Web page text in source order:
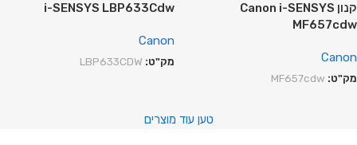
קנון Canon i-SENSYS
MF657cdw
Canon
מק"ט: MF657cdw
i-SENSYS LBP633Cdw
Canon
מק"ט: LBP633CDW
טען עוד מוצרים